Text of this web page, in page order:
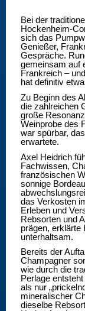
Bei der
Hockenheim-
sich das
Genießer,
Gespräche.
gemeinsam auf
Frankreich –
hat definitiv
Zu Beginn des
die zahlreichen
große
Weinprobe des
war spürbar,
erwartete.
Axel Heidrich
Fachwissen,
französischen
sonnige
das Verkosten
Erleben und
Rebsorten und
prägen, erklärte
unterhaltsam.
Bereits der
Champagner
wie durch die
Perlage
als nur
mineralischer
dieselbe